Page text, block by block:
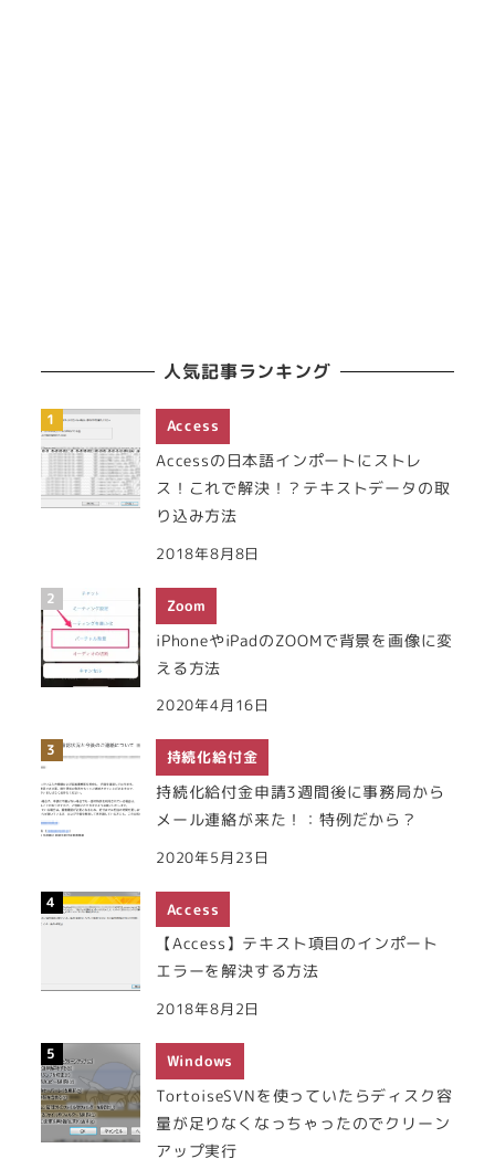
人気記事ランキング
Access
Accessの日本語インポートにストレ
ス！これで解決！？テキストデータの取
り込み方法
2018年8月8日
Zoom
iPhoneやiPadのZOOMで背景を画像に変
える方法
2020年4月16日
持続化給付金
持続化給付金申請3週間後に事務局から
メール連絡が来た！：特例だから？
2020年5月23日
Access
【Access】テキスト項目のインポート
エラーを解決する方法
2018年8月2日
Windows
TortoiseSVNを使っていたらディスク容
量が足りなくなっちゃったのでクリーン
アップ実行